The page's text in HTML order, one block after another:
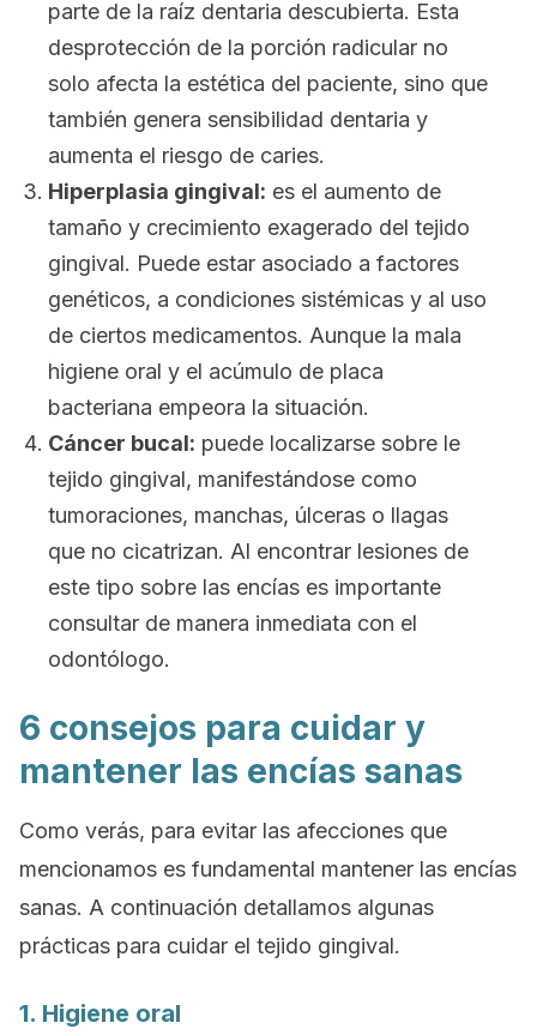
parte de la raíz dentaria descubierta. Esta
desprotección de la porción radicular no
solo afecta la estética del paciente, sino que
también genera sensibilidad dentaria y
aumenta el riesgo de caries.
Hiperplasia gingival: es el aumento de
tamaño y crecimiento exagerado del tejido
gingival. Puede estar asociado a factores
genéticos, a condiciones sistémicas y al uso
de ciertos medicamentos. Aunque la mala
higiene oral y el acúmulo de placa
bacteriana empeora la situación.
Cáncer bucal: puede localizarse sobre le
tejido gingival, manifestándose como
tumoraciones, manchas, úlceras o llagas
que no cicatrizan. Al encontrar lesiones de
este tipo sobre las encías es importante
consultar de manera inmediata con el
odontólogo.
6 consejos para cuidar y
mantener las encías sanas
Como verás, para evitar las afecciones que
mencionamos es fundamental mantener las encías
sanas. A continuación detallamos algunas
prácticas para cuidar el tejido gingival.
1. Higiene oral